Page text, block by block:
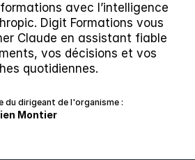
avec l’intelligence
Digit Formations vous
Claude en assistant fiable
vos décisions et vos
quotidiennes.
du dirigeant de l'organisme :
Montier